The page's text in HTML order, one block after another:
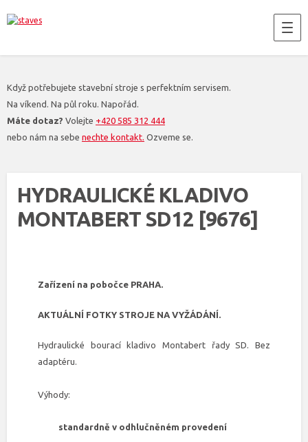
Když potřebujete stavební stroje s perfektním servisem.
Na víkend. Na půl roku. Napořád.
Máte dotaz? Volejte +420 585 312 444
nebo nám na sebe nechte kontakt. Ozveme se.
HYDRAULICKÉ KLADIVO
MONTABERT SD12 [9676]
Zařízení na pobočce PRAHA.
AKTUÁLNÍ FOTKY STROJE NA VYŽÁDÁNÍ.
Hydraulické bourací kladivo Montabert řady SD. Bez
adaptéru.
Výhody:
standardně v odhlučněném provedení